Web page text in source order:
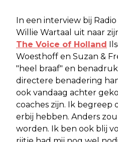
In een interview bij
Willie Wartaal uit naar
The Voice of Holland
Woesthoff en Suzan &
"heel braaf" en
directere benadering
ook vandaag achter
coaches zijn. Ik begreep
erbij hebben. Anders
worden. Ik ben ook blij